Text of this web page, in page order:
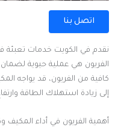
اتصل بنا
نقدم في الكويت خدمات تعبئة
الفريون هي عملية حيوية لضمان
كافية من الفريون، قد يواجه
إلى زيادة استهلاك الطاقة
أهمية الفريون في أداء المكيف